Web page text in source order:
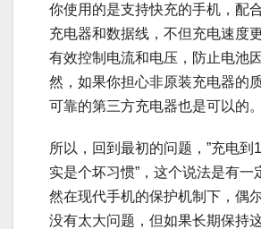
你使用的是支持快充的手机，配
充电器和数据线，不但充电速度
有效控制电流和电压，防止电池
然，如果你担心非原装充电器的
可靠的第三方充电器也是可以的。
所以，回到最初的问题，”充电到
实是个坏习惯”，这个说法是有一
然在现代手机的保护机制下，偶
没有太大问题，但如果长期保持